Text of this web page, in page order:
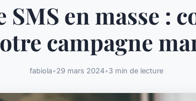
SMS en masse :
campagne
fabiola•29 mars 2024•3 min de lecture